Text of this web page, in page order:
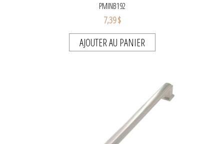
PMINB192
7,39 $
AJOUTER AU PANIER